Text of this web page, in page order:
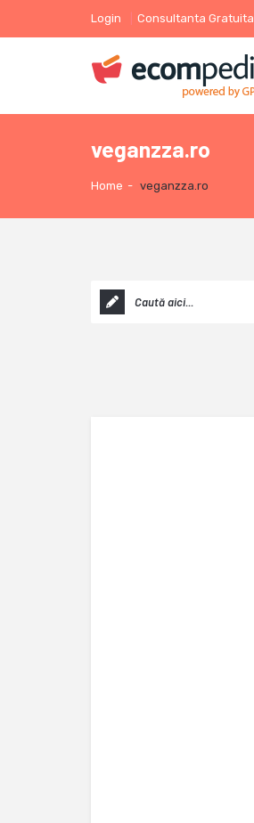
Login Consultanta Gratuita
veganzza.ro
Home - veganzza.ro